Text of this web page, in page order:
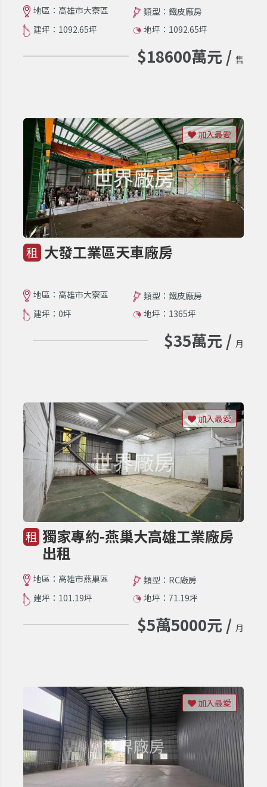
地區：高雄市大寮區
類型：鐵皮廠房
建坪：1092.65坪
地坪：1092.65坪
$18600萬元 / 售
租 大發工業區天車廠房
地區：高雄市大寮區
類型：鐵皮廠房
建坪：0坪
地坪：1365坪
$35萬元 / 月
加入最愛
租 獨家專約-燕巢大高雄工業廠房
出租
地區：高雄市燕巢區
類型：RC廠房
建坪：101.19坪
地坪：71.19坪
$5萬5000元 / 月
加入最愛
加入最愛